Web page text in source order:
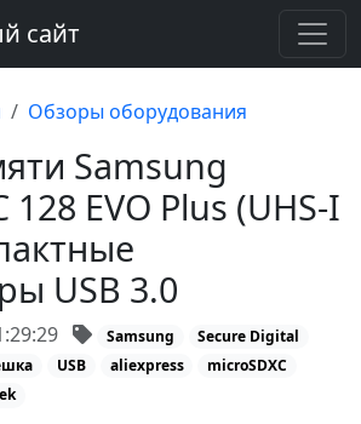
сайт
Обзоры оборудования
Samsung
128 EVO Plus (UHS-I
USB 3.0
Samsung
Secure Digital
USB aliexpress
microSDXC